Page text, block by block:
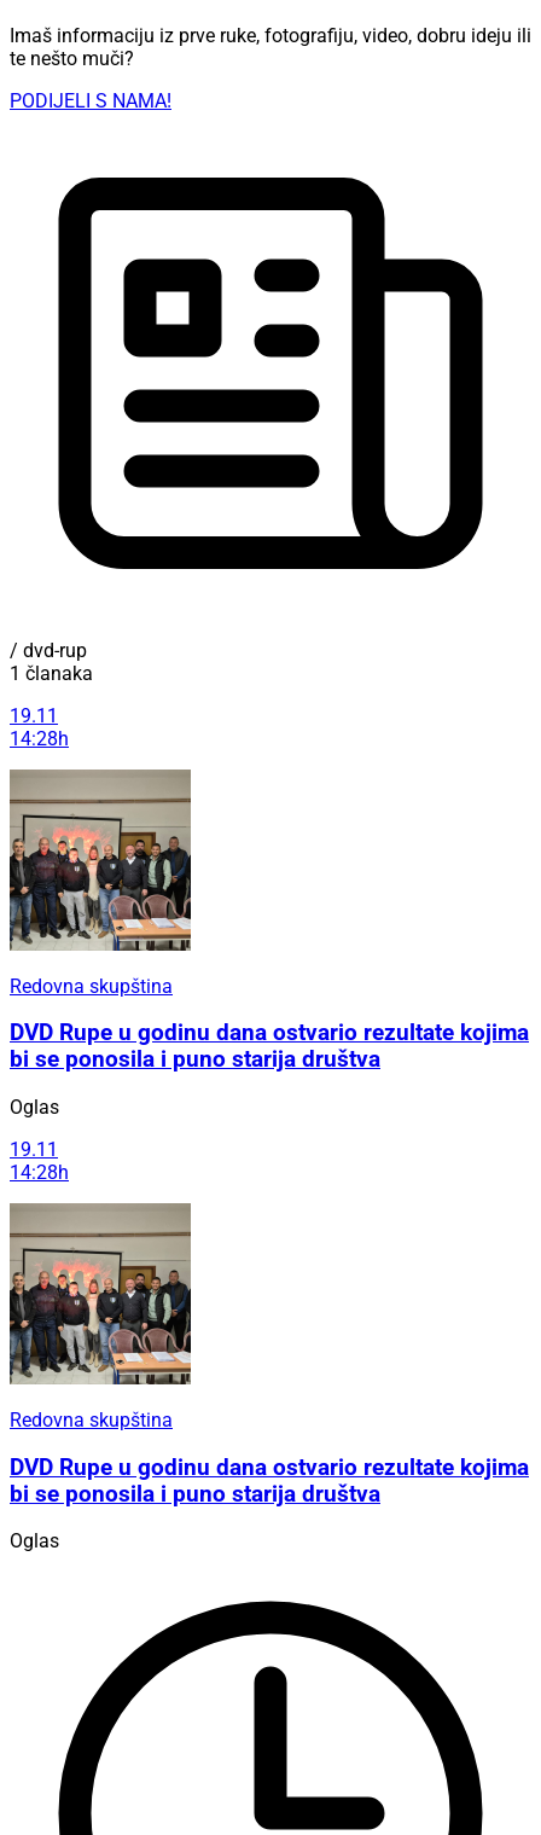
Imaš informaciju iz prve ruke, fotografiju, video, dobru ideju ili
te nešto muči?
PODIJELI S NAMA!
/ dvd-rup
1 članaka
19.11
14:28h
Redovna skupština
DVD Rupe u godinu dana ostvario rezultate kojima
bi se ponosila i puno starija društva
Oglas
19.11
14:28h
Redovna skupština
DVD Rupe u godinu dana ostvario rezultate kojima
bi se ponosila i puno starija društva
Oglas